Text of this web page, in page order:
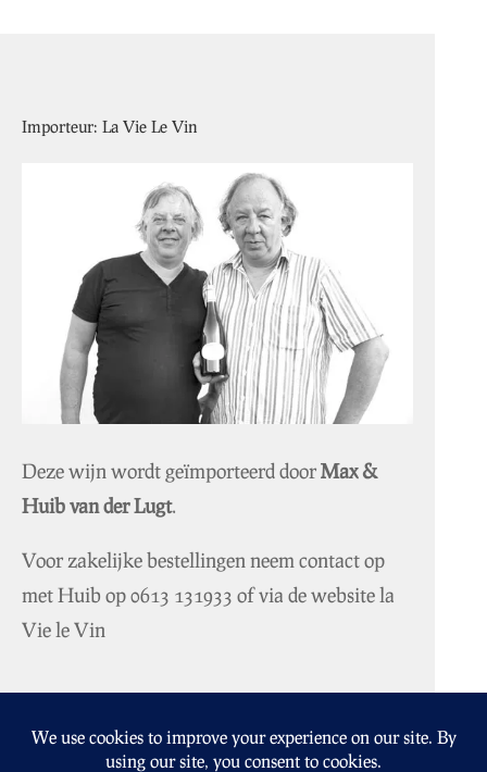
Importeur: La Vie Le Vin
Deze wijn wordt geïmporteerd doorMax &
Huib van der Lugt.
Voor zakelijke bestellingen neem contact op
met Huib op0613 131933 of via de websitela
Vie le Vin
Altovino.nl Geluksdruif.nl
Lavielevin.nl